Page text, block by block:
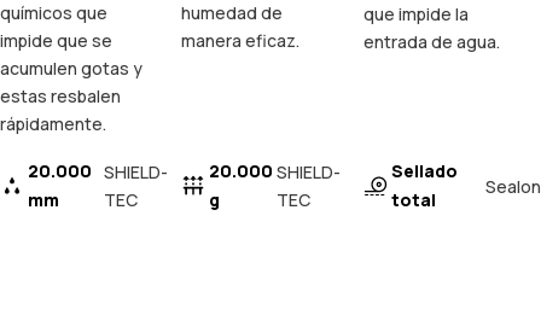
químicos que
impide que se
acumulen gotas y
estas resbalen
rápidamente.
20.000
mm
SHIELD-
TEC
humedad de
manera eficaz.
20.000
g
SHIELD-
TEC
que impide la
entrada de agua.
Sellado
total
Sealon